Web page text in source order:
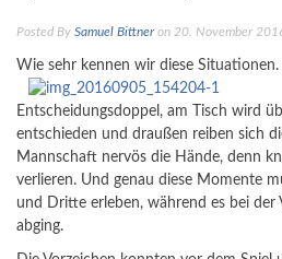
Posted By Samuel Bittneron 20. November
Wie sehr kennen wir diese Situationen.
Entscheidungsdoppel, am Tisch wird
entschieden und draußen reiben sich
Mannschaft nervös die Hände, denn
verlieren. Und genau diese Momente
und Dritte erleben, während es bei der
abging.